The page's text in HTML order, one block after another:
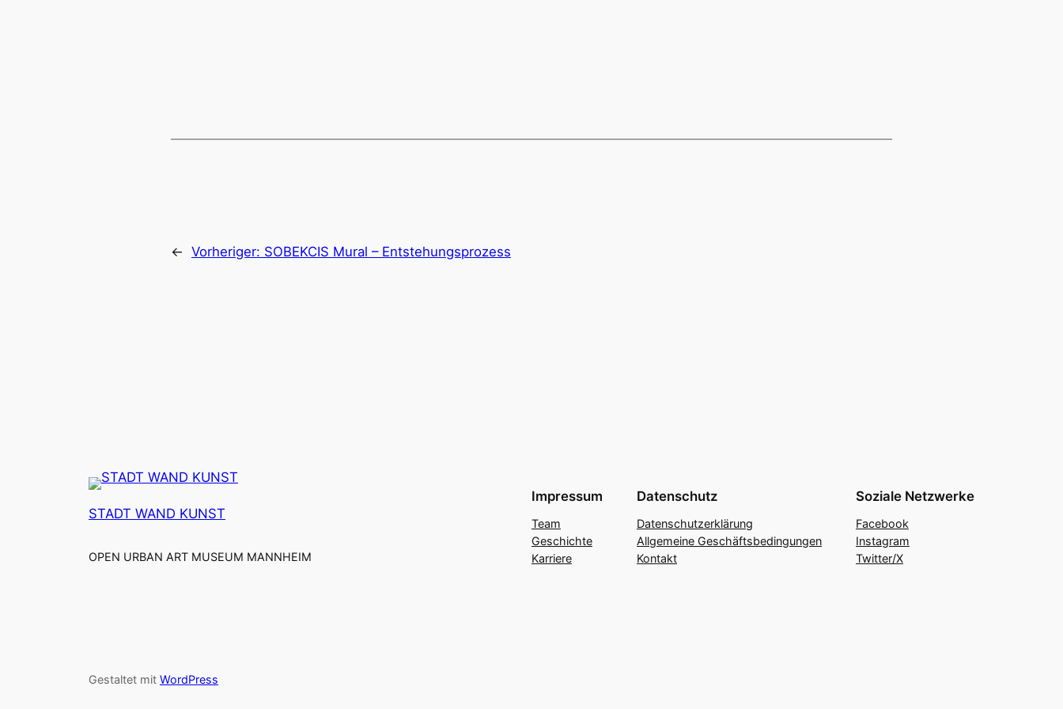
← Vorheriger: SOBEKCIS Mural – Entstehungsprozess
STADT WAND KUNST
OPEN URBAN ART MUSEUM MANNHEIM
Impressum
Team
Geschichte
Karriere
Datenschutz
Datenschutzerklärung
Allgemeine Geschäftsbedingungen
Kontakt
Soziale Netzwerke
Facebook
Instagram
Twitter/X
Gestaltet mit WordPress